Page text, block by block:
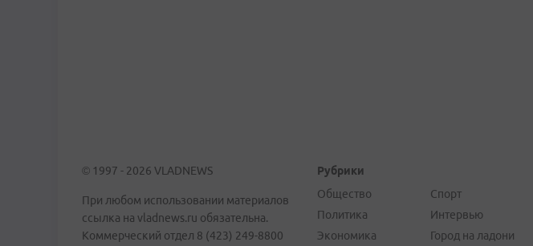
© 1997 - 2026 VLADNEWS
При любом использовании материалов
ссылка на vladnews.ru обязательна.
Коммерческий отдел 8 (423) 249-8800
Рубрики
Общество
Политика
Экономика
Спорт
Интервью
Город на ладони